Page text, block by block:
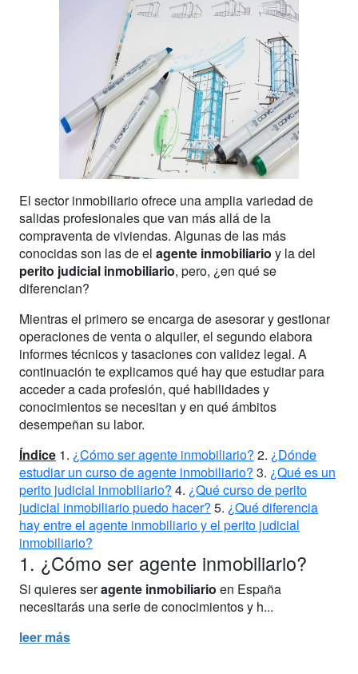
El sector inmobiliario ofrece una amplia variedad de
salidas profesionales que van más allá de la
compraventa de viviendas. Algunas de las más
conocidas son las de el agente inmobiliario y la del
perito judicial inmobiliario, pero, ¿en qué se
diferencian?
Mientras el primero se encarga de asesorar y gestionar
operaciones de venta o alquiler, el segundo elabora
informes técnicos y tasaciones con validez legal. A
continuación te explicamos qué hay que estudiar para
acceder a cada profesión, qué habilidades y
conocimientos se necesitan y en qué ámbitos
desempeñan su labor.
Índice 1. ¿Cómo ser agente inmobiliario? 2. ¿Dónde
estudiar un curso de agente inmobiliario? 3. ¿Qué es un
perito judicial inmobiliario? 4. ¿Qué curso de perito
judicial inmobiliario puedo hacer? 5. ¿Qué diferencia
hay entre el agente inmobiliario y el perito judicial
inmobiliario?
1. ¿Cómo ser agente inmobiliario?
Si quieres seragente inmobiliario en España
necesitarás una serie de conocimientos y h...
leer más